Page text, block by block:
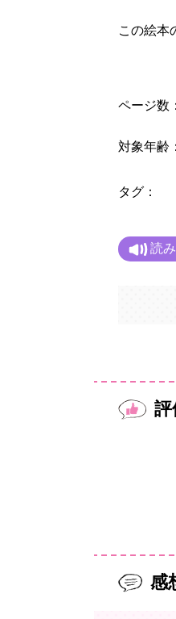
この絵本
ページ数：
対象年齢：
タグ：
読
評
感